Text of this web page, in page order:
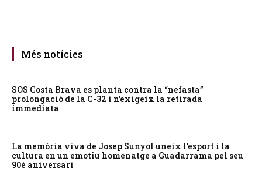
Més notícies
SOS Costa Brava es planta contra la “nefasta”
prolongació de la C-32 i n’exigeix la retirada
immediata
La memòria viva de Josep Sunyol uneix l’esport i la
cultura en un emotiu homenatge a Guadarrama pel seu
90è aniversari